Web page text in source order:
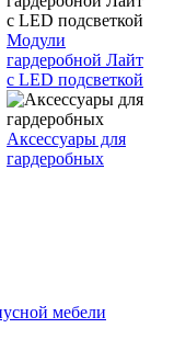
Модули
гардеробной Лайт
с LED подсветкой
Аксессуары для
гардеробных